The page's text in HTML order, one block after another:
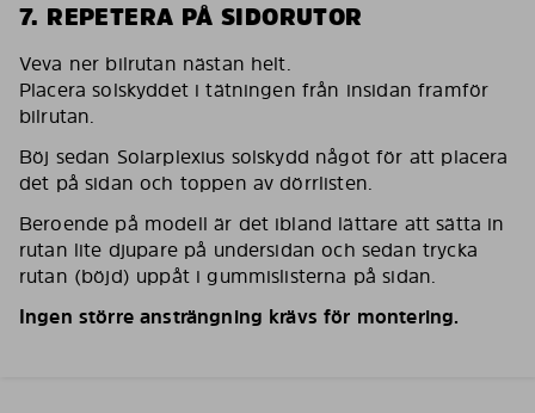
7. REPETERA PÅ SIDORUTOR
Veva ner bilrutan nästan helt.
Placera solskyddet i tätningen från insidan framför
bilrutan.
Böj sedan Solarplexius solskydd något för att placera
det på sidan och toppen av dörrlisten.
Beroende på modell är det ibland lättare att sätta in
rutan lite djupare på undersidan och sedan trycka
rutan (böjd) uppåt i gummislisterna på sidan.
Ingen större ansträngning krävs för montering.